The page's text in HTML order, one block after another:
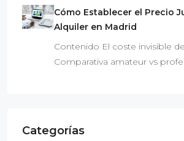
Cómo Establecer el Precio
Alquiler en Madrid
Contenido El coste invisible
Comparativa amateur vs
Categorías